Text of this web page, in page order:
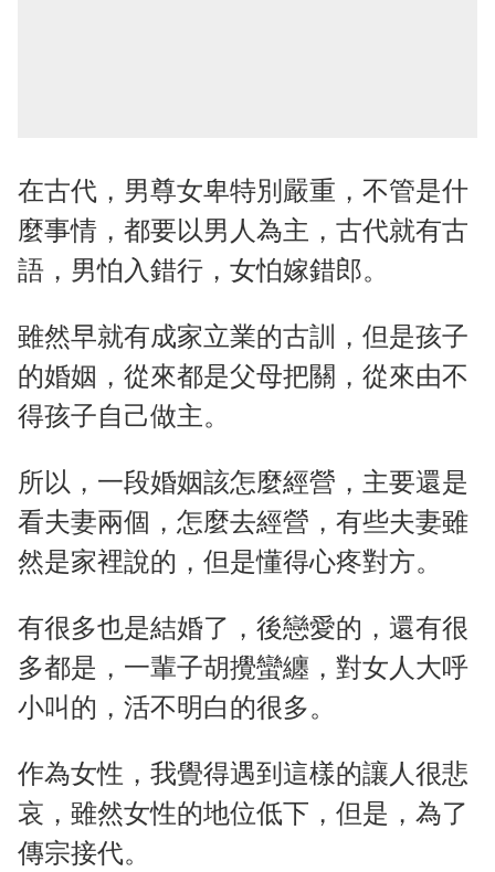
在古代，男尊女卑特別嚴重，不管是什
麼事情，都要以男人為主，古代就有古
語，男怕入錯行，女怕嫁錯郎。
雖然早就有成家立業的古訓，但是孩子
的婚姻，從來都是父母把關，從來由不
得孩子自己做主。
所以，一段婚姻該怎麼經營，主要還是
看夫妻兩個，怎麼去經營，有些夫妻雖
然是家裡說的，但是懂得心疼對方。
有很多也是結婚了，後戀愛的，還有很
多都是，一輩子胡攪蠻纏，對女人大呼
小叫的，活不明白的很多。
作為女性，我覺得遇到這樣的讓人很悲
哀，雖然女性的地位低下，但是，為了
傳宗接代。